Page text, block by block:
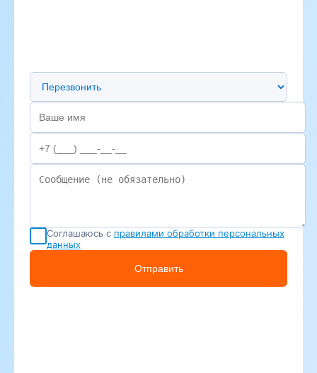
Предпочтительный способ связи
Соглашаюсь с правилами обработки персональных
данных
Отправить